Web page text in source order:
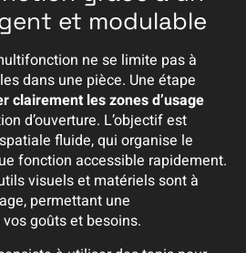
et modulable
ne se limite pas à
dans une pièce. Une étape
clairement les zones d’usage
d’ouverture. L’objectif est
fluide, qui organise le
fonction accessible rapidement.
visuels et matériels sont à
permettant une
goûts et besoins.